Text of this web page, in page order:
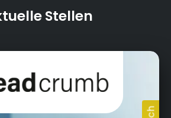
Stellen
Kulmbach